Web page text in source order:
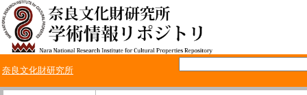
奈良文化財研究所